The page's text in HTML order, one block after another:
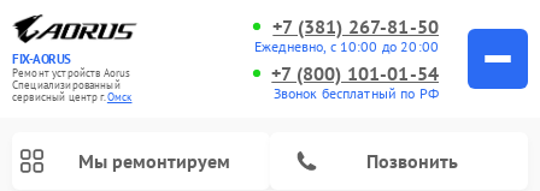
FIX-AORUS
Ремонт устройств Aorus
Специализированный
cервисный центр г.Омск
+7 (381) 267-81-50
Ежедневно, с 10:00 до 20:00
+7 (800) 101-01-54
Звонок бесплатный по РФ
Мы ремонтируем Позвонить